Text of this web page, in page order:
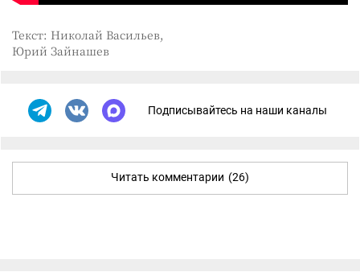
Текст: Николай Васильев,
Юрий Зайнашев
Подписывайтесь на наши каналы
Читать комментарии (26)